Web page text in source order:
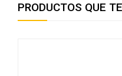
PRODUCTOS QUE